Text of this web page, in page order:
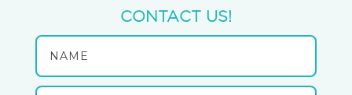
CONTACT US!